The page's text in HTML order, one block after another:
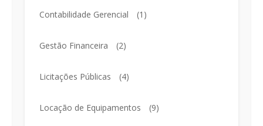
Contabilidade Gerencial (1)
Gestão Financeira (2)
Licitações Públicas (4)
Locação de Equipamentos (9)